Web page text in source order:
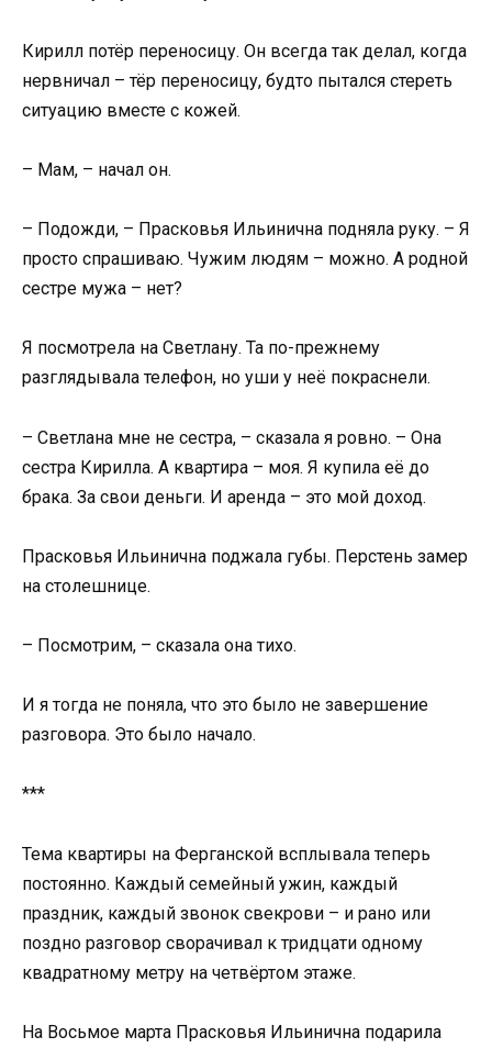
Кирилл потёр переносицу. Он всегда так делал, когда
нервничал – тёр переносицу, будто пытался стереть
ситуацию вместе с кожей.
– Мам, – начал он.
– Подожди, – Прасковья Ильинична подняла руку. – Я
просто спрашиваю. Чужим людям – можно. А родной
сестре мужа – нет?
Я посмотрела на Светлану. Та по-прежнему
разглядывала телефон, но уши у неё покраснели.
– Светлана мне не сестра, – сказала я ровно. – Она
сестра Кирилла. А квартира – моя. Я купила её до
брака. За свои деньги. И аренда – это мой доход.
Прасковья Ильинична поджала губы. Перстень замер
на столешнице.
– Посмотрим, – сказала она тихо.
И я тогда не поняла, что это было не завершение
разговора. Это было начало.
***
Тема квартиры на Ферганской всплывала теперь
постоянно. Каждый семейный ужин, каждый
праздник, каждый звонок свекрови – и рано или
поздно разговор сворачивал к тридцати одному
квадратному метру на четвёртом этаже.
На Восьмое марта Прасковья Ильинична подарила